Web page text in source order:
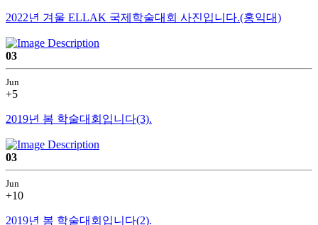
2022년 겨울 ELLAK 국제학술대회 사진입니다.(홍익대)
03
Jun
+5
2019년 봄 학술대회입니다(3).
03
Jun
+10
2019년 봄 학술대회입니다(2).